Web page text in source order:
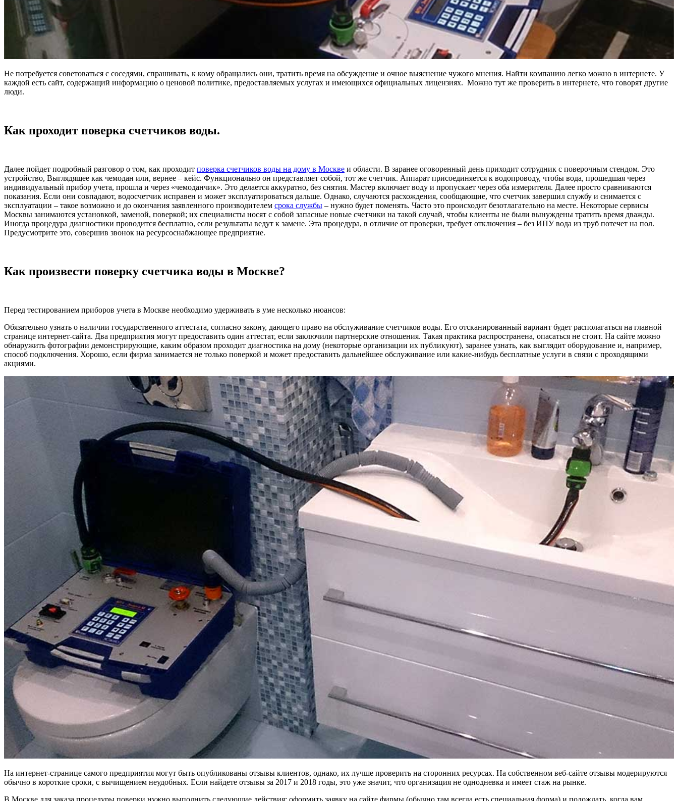
Не потребуется советоваться с соседями, спрашивать, к кому обращались они, тратить время на обсуждение и очное выяснение чужого мнения. Найти компанию легко можно в интернете. У
каждой есть сайт, содержащий информацию о ценовой политике, предоставляемых услугах и имеющихся официальных лицензиях. Можно тут же проверить в интернете, что говорят другие
люди.
Как проходит поверка счетчиков воды.
Далее пойдет подробный разговор о том, как проходит поверка счетчиков воды на дому в Москве и области. В заранее оговоренный день приходит сотрудник с поверочным стендом. Это
устройство, Выглядящее как чемодан или, вернее – кейс. Функционально он представляет собой, тот же счетчик. Аппарат присоединяется к водопроводу, чтобы вода, прошедшая через
индивидуальный прибор учета, прошла и через «чемоданчик». Это делается аккуратно, без снятия. Мастер включает воду и пропускает через оба измерителя. Далее просто сравниваются
показания. Если они совпадают, водосчетчик исправен и может эксплуатироваться дальше. Однако, случаются расхождения, сообщающие, что счетчик завершил службу и снимается с
эксплуатации – такое возможно и до окончания заявленного производителем срока службы – нужно будет поменять. Часто это происходит безотлагательно на месте. Некоторые сервисы
Москвы занимаются установкой, заменой, поверкой; их специалисты носят с собой запасные новые счетчики на такой случай, чтобы клиенты не были вынуждены тратить время дважды.
Иногда процедура диагностики проводится бесплатно, если результаты ведут к замене. Эта процедура, в отличие от проверки, требует отключения – без ИПУ вода из труб потечет на пол.
Предусмотрите это, совершив звонок на ресурсоснабжающее предприятие.
Как произвести поверку счетчика воды в Москве?
Перед тестированием приборов учета в Москве необходимо удерживать в уме несколько нюансов:
Обязательно узнать о наличии государственного аттестата, согласно закону, дающего право на обслуживание счетчиков воды. Его отсканированный вариант будет располагаться на главной
странице интернет-сайта. Два предприятия могут предоставить один аттестат, если заключили партнерские отношения. Такая практика распространена, опасаться не стоит. На сайте можно
обнаружить фотографии демонстрирующие, каким образом проходит диагностика на дому (некоторые организации их публикуют), заранее узнать, как выглядит оборудование и, например,
способ подключения. Хорошо, если фирма занимается не только поверкой и может предоставить дальнейшее обслуживание или какие-нибудь бесплатные услуги в связи с проходящими
акциями.
На интернет-странице самого предприятия могут быть опубликованы отзывы клиентов, однако, их лучше проверить на сторонних ресурсах. На собственном веб-сайте отзывы модерируются
обычно в короткие сроки, с вычищением неудобных. Если найдете отзывы за 2017 и 2018 годы, это уже значит, что организация не однодневка и имеет стаж на рынке.
В Москве для заказа процедуры поверки нужно выполнить следующие действия: оформить заявку на сайте фирмы (обычно там всегда есть специальная форма) и подождать, когда вам